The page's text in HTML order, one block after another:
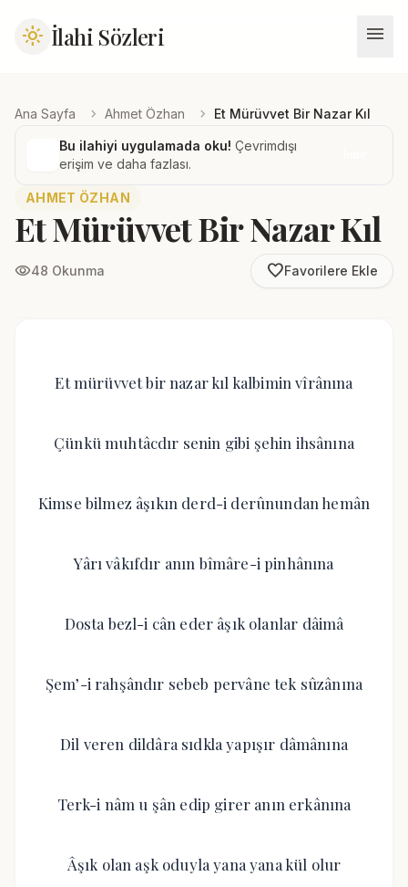
light_mode İlahi Sözleri menu
Ana Sayfa chevron_right Ahmet Özhan chevron_right Et Mürüvvet Bir Nazar Kıl
Bu ilahiyi uygulamada oku! Çevrimdışı
erişim ve daha fazlası.
AHMET ÖZHAN
Et Mürüvvet Bir Nazar Kıl
visibility48 Okunma favorite_borderFavorilere Ekle
Et mürüvvet bir nazar kıl kalbimin vîrânına
Çünkü muhtâcdır senin gibi şehin ihsânına
Kimse bilmez âşıkın derd-i derûnundan hemân
Yârı vâkıfdır anın bîmâre-i pinhânına
Dosta bezl-i cân eder âşık olanlar dâimâ
Şem’-i rahşândır sebeb pervâne tek sûzânına
Dil veren dildâra sıdkla yapışır dâmânına
Terk-i nâm u şân edip girer anın erkânına
Âşık olan aşk oduyla yana yana kül olur